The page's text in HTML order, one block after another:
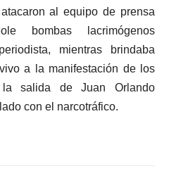
al equipo de prensa
bombas lacrimógenos
mientras brindaba
a la manifestación de los
salida de Juan Orlando
con el narcotráfico.